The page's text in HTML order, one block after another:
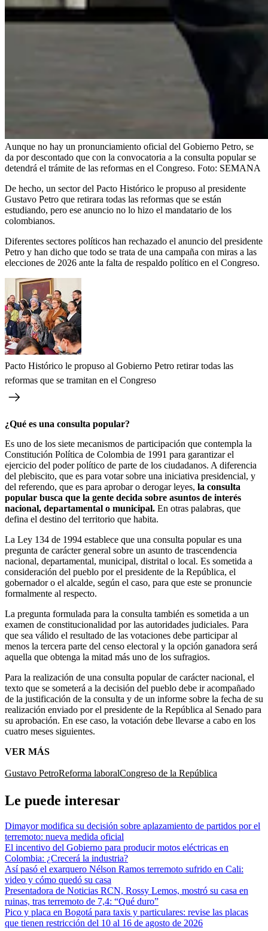
Aunque no hay un pronunciamiento oficial del Gobierno Petro, se
da por descontado que con la convocatoria a la consulta popular se
detendrá el trámite de las reformas en el Congreso. Foto: SEMANA
De hecho, un sector del Pacto Histórico le propuso al presidente
Gustavo Petro que retirara todas las reformas que se están
estudiando, pero ese anuncio no lo hizo el mandatario de los
colombianos.
Diferentes sectores políticos han rechazado el anuncio del presidente
Petro y han dicho que todo se trata de una campaña con miras a las
elecciones de 2026 ante la falta de respaldo político en el Congreso.
Pacto Histórico le propuso al Gobierno Petro retirar todas las
reformas que se tramitan en el Congreso
¿Qué es una consulta popular?
Es uno de los siete mecanismos de participación que contempla la
Constitución Política de Colombia de 1991 para garantizar el
ejercicio del poder político de parte de los ciudadanos. A diferencia
del plebiscito, que es para votar sobre una iniciativa presidencial, y
del referendo, que es para aprobar o derogar leyes, la consulta
popular busca que la gente decida sobre asuntos de interés
nacional, departamental o municipal. En otras palabras, que
defina el destino del territorio que habita.
La Ley 134 de 1994 establece que una consulta popular es una
pregunta de carácter general sobre un asunto de trascendencia
nacional, departamental, municipal, distrital o local. Es sometida a
consideración del pueblo por el presidente de la República, el
gobernador o el alcalde, según el caso, para que este se pronuncie
formalmente al respecto.
La pregunta formulada para la consulta también es sometida a un
examen de constitucionalidad por las autoridades judiciales. Para
que sea válido el resultado de las votaciones debe participar al
menos la tercera parte del censo electoral y la opción ganadora será
aquella que obtenga la mitad más uno de los sufragios.
Para la realización de una consulta popular de carácter nacional, el
texto que se someterá a la decisión del pueblo debe ir acompañado
de la justificación de la consulta y de un informe sobre la fecha de su
realización enviado por el presidente de la República al Senado para
su aprobación. En ese caso, la votación debe llevarse a cabo en los
cuatro meses siguientes.
VER MÁS
Gustavo PetroReforma laboralCongreso de la República
Le puede interesar
Dimayor modifica su decisión sobre aplazamiento de partidos por el
terremoto: nueva medida oficial
El incentivo del Gobierno para producir motos eléctricas en
Colombia: ¿Crecerá la industria?
Así pasó el exarquero Nélson Ramos terremoto sufrido en Cali:
video y cómo quedó su casa
Presentadora de Noticias RCN, Rossy Lemos, mostró su casa en
ruinas, tras terremoto de 7,4: “Qué duro”
Pico y placa en Bogotá para taxis y particulares: revise las placas
que tienen restricción del 10 al 16 de agosto de 2026